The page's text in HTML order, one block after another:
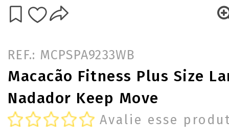
REF.: MCPSPA9233WB
Macacão Fitness Plus Size
Nadador Keep Move
Avalie esse